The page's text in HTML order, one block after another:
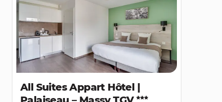
All Suites Appart Hôtel |